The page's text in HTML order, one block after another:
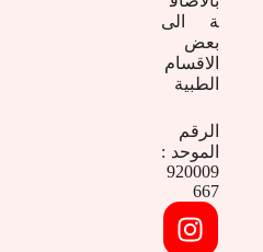
ة الى
بعض
الاقسام
الطبية
الرقم
الموحد :
920009
667